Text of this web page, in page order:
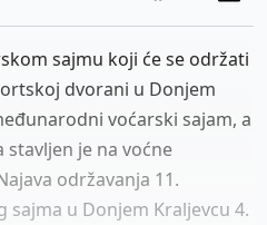
sajmu koji će se održati
dvorani u Donjem
voćarski sajam, a
je na voćne
održavanja 11.
u Donjem Kraljevcu 4.